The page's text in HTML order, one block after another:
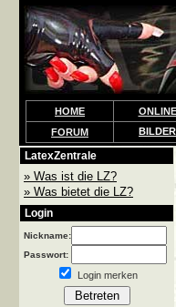
HOME ONLINE
FORUM
BILDER
LatexZentrale
» Was ist die LZ?
» Was bietet die LZ?
Login
Nickname:
Passwort:
Login merken